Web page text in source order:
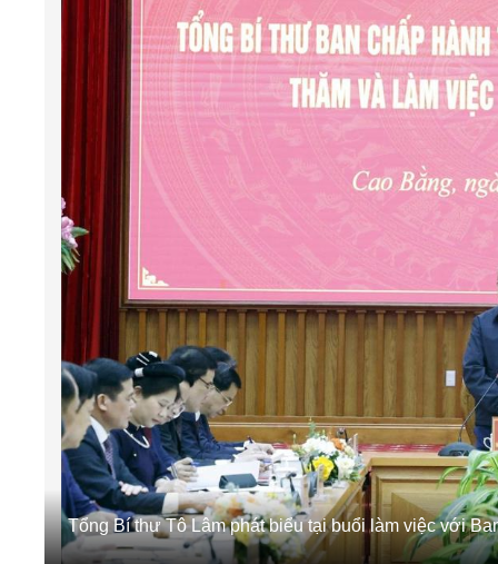
Tổng Bí thư Tô Lâm phát biểu tại buổi làm việc với